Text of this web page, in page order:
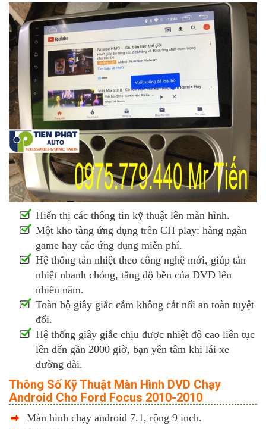
Hiển thị các thông tin kỹ thuật lên màn hình.
Một kho tàng ứng dụng trên CH play: hàng ngàn
game hay các ứng dụng miễn phí.
Hệ thống tản nhiệt theo công nghệ mới, giúp tản
nhiệt nhanh chóng, tăng độ bền của DVD lên
nhiều năm.
Toàn bộ giây giắc cắm không cắt nối an toàn tuyệt
đối.
Hệ thống giây giắc chịu được nhiệt độ cao liên tục
lên đến gần 2000 giờ, bạn yên tâm khi lái xe
đường dài.
Thông Số Kỹ Thuật Màn Hình DVD Chạy
Android Cho Ford Focus 2010-2010
Màn hình chạy android 7.1, rộng 9 inch.